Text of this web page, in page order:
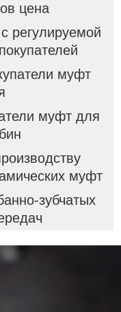
цена
регулируемой
муфт
муфт для
муфт
зубчатых